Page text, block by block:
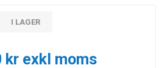
I LAGER
kr exkl moms